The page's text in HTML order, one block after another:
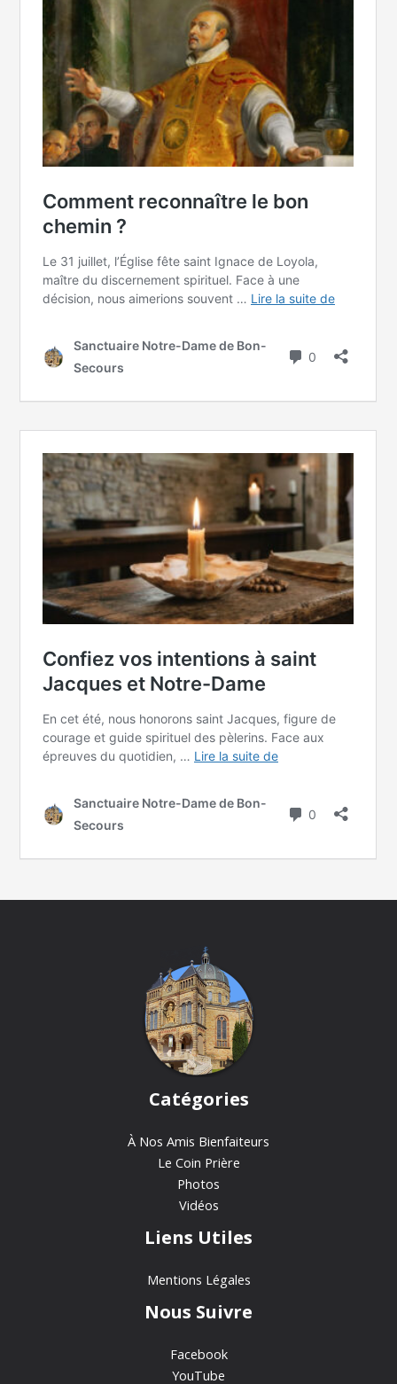
Catégories
À Nos Amis Bienfaiteurs
Le Coin Prière
Photos
Vidéos
Liens Utiles
Mentions Légales
Nous Suivre
Facebook
YouTube